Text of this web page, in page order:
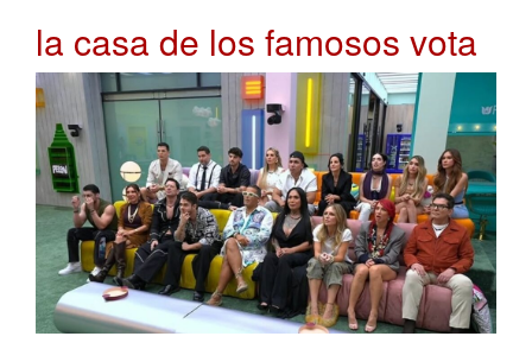
la casa de los famosos vota